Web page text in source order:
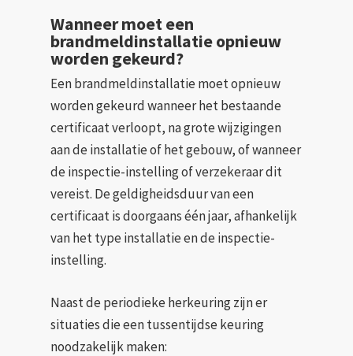
Wanneer moet een
brandmeldinstallatie opnieuw
worden gekeurd?
Een brandmeldinstallatie moet opnieuw
worden gekeurd wanneer het bestaande
certificaat verloopt, na grote wijzigingen
aan de installatie of het gebouw, of wanneer
de inspectie-instelling of verzekeraar dit
vereist. De geldigheidsduur van een
certificaat is doorgaans één jaar, afhankelijk
van het type installatie en de inspectie-
instelling.
Naast de periodieke herkeuring zijn er
situaties die een tussentijdse keuring
noodzakelijk maken: